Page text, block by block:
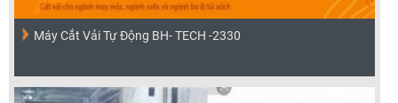
Máy Cắt Vải Tự Động BH- TECH -2330